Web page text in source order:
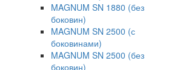
MAGNUM SN 1880 (без
боковин)
MAGNUM SN 2500 (с
боковинами)
MAGNUM SN 2500 (без
боковин)